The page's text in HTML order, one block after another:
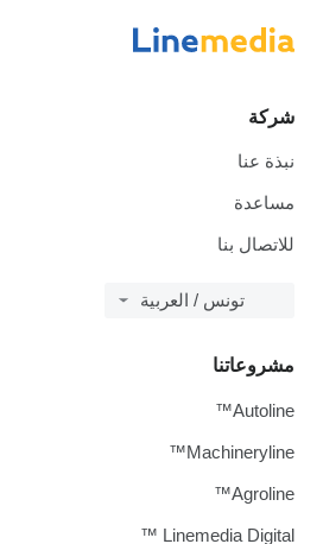
شركة
نبذة عنا
مساعدة
للاتصال بنا
تونس / العربية
مشروعاتنا
Autoline™
Machineryline™
Agroline™
Linemedia Digital ™